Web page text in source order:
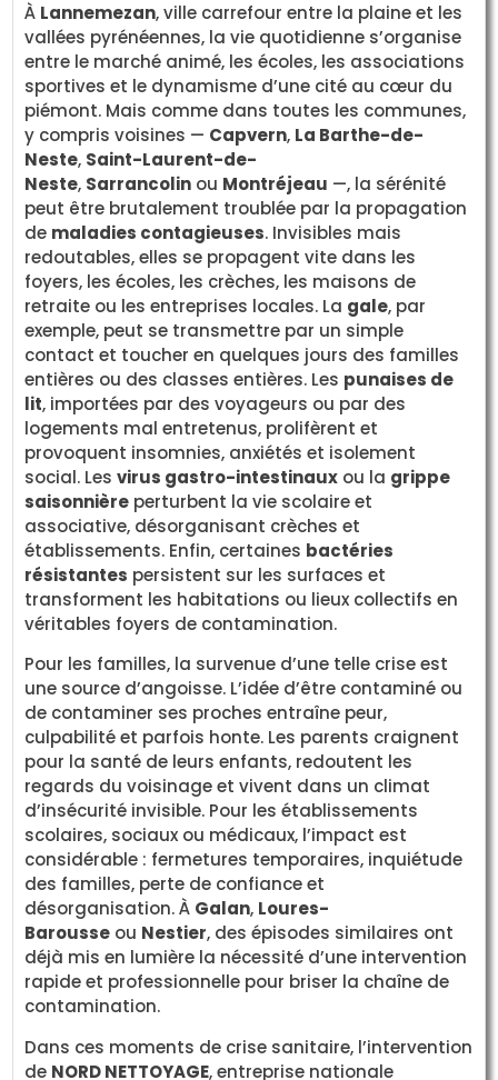
À Lannemezan, ville carrefour entre la plaine et les
vallées pyrénéennes, la vie quotidienne s’organise
entre le marché animé, les écoles, les associations
sportives et le dynamisme d’une cité au cœur du
piémont. Mais comme dans toutes les communes,
y compris voisines — Capvern, La Barthe-de-
Neste, Saint-Laurent-de-
Neste, Sarrancolin ou Montréjeau —, la sérénité
peut être brutalement troublée par la propagation
de maladies contagieuses. Invisibles mais
redoutables, elles se propagent vite dans les
foyers, les écoles, les crèches, les maisons de
retraite ou les entreprises locales. La gale, par
exemple, peut se transmettre par un simple
contact et toucher en quelques jours des familles
entières ou des classes entières. Les punaises de
lit, importées par des voyageurs ou par des
logements mal entretenus, prolifèrent et
provoquent insomnies, anxiétés et isolement
social. Lesvirus gastro-intestinaux ou la grippe
saisonnière perturbent la vie scolaire et
associative, désorganisant crèches et
établissements. Enfin, certaines bactéries
résistantes persistent sur les surfaces et
transforment les habitations ou lieux collectifs en
véritables foyers de contamination.
Pour les familles, la survenue d’une telle crise est
une source d’angoisse. L’idée d’être contaminé ou
de contaminer ses proches entraîne peur,
culpabilité et parfois honte. Les parents craignent
pour la santé de leurs enfants, redoutent les
regards du voisinage et vivent dans un climat
d’insécurité invisible. Pour les établissements
scolaires, sociaux ou médicaux, l’impact est
considérable : fermetures temporaires, inquiétude
des familles, perte de confiance et
désorganisation. À Galan, Loures-
Barousse ou Nestier, des épisodes similaires ont
déjà mis en lumière la nécessité d’une intervention
rapide et professionnelle pour briser la chaîne de
contamination.
Dans ces moments de crise sanitaire, l’intervention
de NORD NETTOYAGE, entreprise nationale